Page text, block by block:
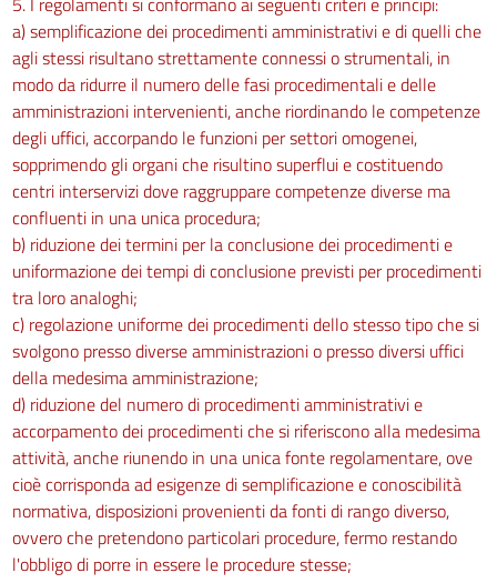
a) semplificazione dei procedimenti amministrativi e di quelli che
agli stessi risultano strettamente connessi o strumentali, in
modo da ridurre il numero delle fasi procedimentali e delle
amministrazioni intervenienti, anche riordinando le competenze
degli uffici, accorpando le funzioni per settori omogenei,
sopprimendo gli organi che risultino superflui e costituendo
centri interservizi dove raggruppare competenze diverse ma
confluenti in una unica procedura;
b) riduzione dei termini per la conclusione dei procedimenti e
uniformazione dei tempi di conclusione previsti per procedimenti
tra loro analoghi;
c) regolazione uniforme dei procedimenti dello stesso tipo che si
svolgono presso diverse amministrazioni o presso diversi uffici
della medesima amministrazione;
d) riduzione del numero di procedimenti amministrativi e
accorpamento dei procedimenti che si riferiscono alla medesima
attività, anche riunendo in una unica fonte regolamentare, ove
cioè corrisponda ad esigenze di semplificazione e conoscibilità
normativa, disposizioni provenienti da fonti di rango diverso,
ovvero che pretendono particolari procedure, fermo restando
l'obbligo di porre in essere le procedure stesse;